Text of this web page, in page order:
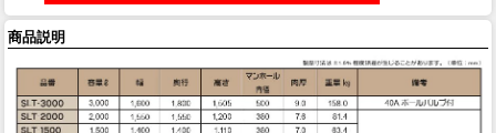
商品説明